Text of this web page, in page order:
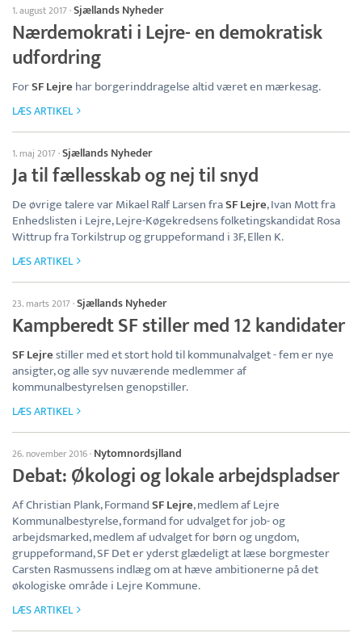
1. august 2017·Sjællands Nyheder
Nærdemokrati i Lejre- en demokratisk
udfordring
ForSF Lejrehar borgerinddragelse altid været en mærkesag.
LÆS ARTIKEL
1. maj 2017·Sjællands Nyheder
Ja til fællesskab og nej til snyd
De øvrige talere var Mikael Ralf Larsen fraSF Lejre, Ivan Mott fra
Enhedslisten i Lejre, Lejre-Køgekredsens folketingskandidat Rosa
Wittrup fra Torkilstrup og gruppeformand i 3F, Ellen K.
LÆS ARTIKEL
23. marts 2017·Sjællands Nyheder
Kampberedt SF stiller med 12 kandidater
SF Lejrestiller med et stort hold til kommunalvalget - fem er nye
ansigter, og alle syv nuværende medlemmer af
kommunalbestyrelsen genopstiller.
LÆS ARTIKEL
26. november 2016· Nytomnordsjlland
Debat: Økologi og lokale arbejdspladser
Af Christian Plank, FormandSF Lejre, medlem af Lejre
Kommunalbestyrelse, formand for udvalget for job- og
arbejdsmarked, medlem af udvalget for børn og ungdom,
gruppeformand, SF Det er yderst glædeligt at læse borgmester
Carsten Rasmussens indlæg om at hæve ambitionerne på det
økologiske område i Lejre Kommune.
LÆS ARTIKEL